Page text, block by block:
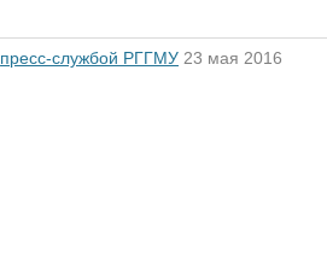
пресс-службой РГГМУ 23 мая 2016